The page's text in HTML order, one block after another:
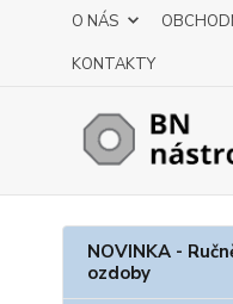
O NÁS
KONTAKTY
NOVINKA -
ozdoby